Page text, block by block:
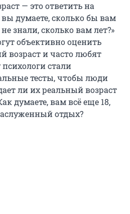
— это ответить на
думаете, сколько бы вам
знали, сколько вам лет?»
объективно оценить
возраст и часто любят
стали
тесты, чтобы люди
ли их реальный возраст
думаете, вам всё еще 18,
отдых?